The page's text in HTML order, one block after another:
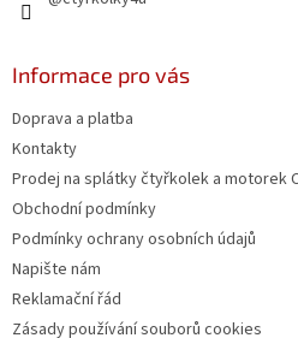
Informace pro vás
Doprava a platba
Kontakty
Prodej na splátky čtyřkolek a motorek
Obchodní podmínky
Podmínky ochrany osobních údajů
Napište nám
Reklamační řád
Zásady používání souborů cookies